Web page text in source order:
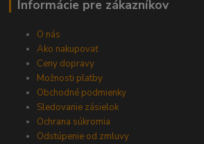
Informácie pre zákazníkov
O nás
Ako nakupovať
Ceny dopravy
Možnosti platby
Obchodné podmienky
Sledovanie zásielok
Ochrana súkromia
Odstúpenie od zmluvy